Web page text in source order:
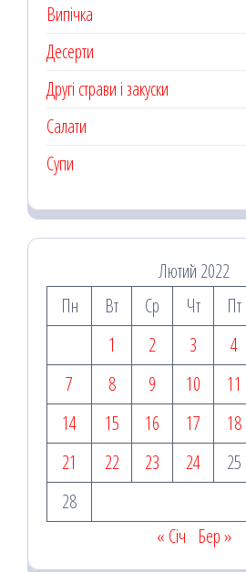
Випічка
Десерти
Другі страви і закуски
Салати
Супи
Лютий 2022
Пн
Вт Ср Чт Пт
1
2 3 4
7
8 9 10 11
14
15 16 17 18
21
22 23 24 25
28
« Січ Бер »